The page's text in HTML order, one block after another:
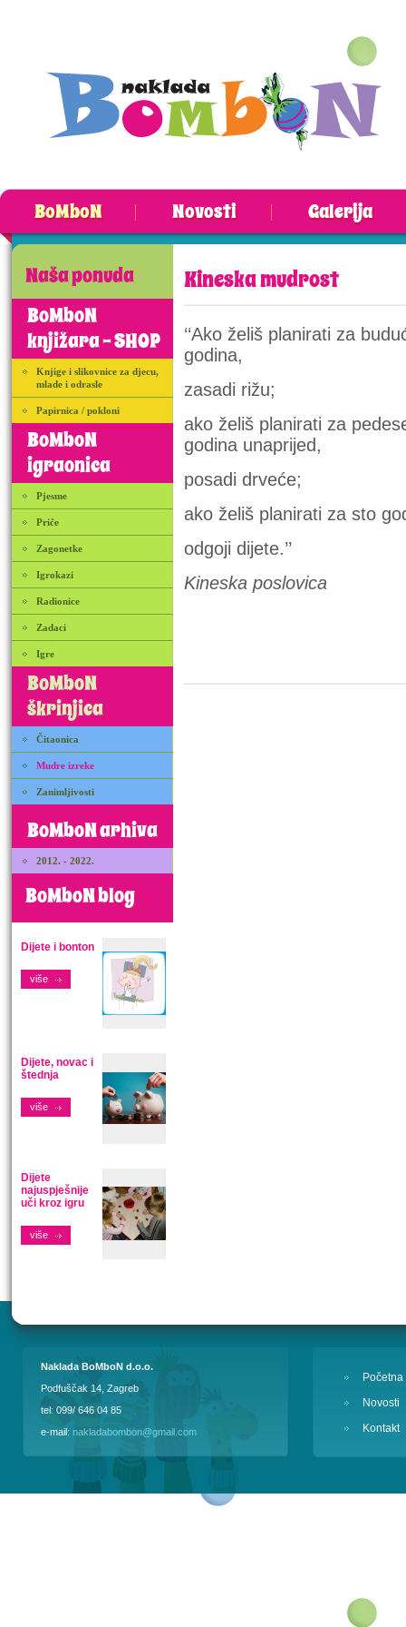
BoMboN Novosti Galerija
Naša ponuda
BoMboN
knjižara - SHOP
Knjige i slikovnice za djecu,
mlade i odrasle
Papirnica / pokloni
BoMboN
igraonica
Pjesme
Priče
Zagonetke
Igrokazi
Radionice
Zadaci
Igre
BoMboN
škrinjica
Čitaonica
Mudre izreke
Zanimljivosti
BoMboN arhiva
2012. - 2022.
BoMboN blog
Dijete i bonton
više
Dijete, novac i
štednja
više
Dijete
najuspješnije
uči kroz igru
više
Kineska mudrost
‘‘Ako želiš planirati za
godina,
zasadi rižu;
ako želiš planirati za
godina unaprijed,
posadi drveće;
ako želiš planirati za sto
odgoji dijete.’’
Kineska poslovica
Naklada BoMboN d.o.o.
Podfuščak 14, Zagreb
tel: 099/ 646 04 85
e-mail: nakladabombon@gmail.com
Početna
Novosti
Kontakt